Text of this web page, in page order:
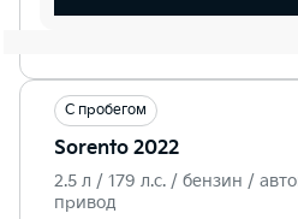
С пробегом
Sorento 2022
2.5 л / 179 л.c. / бензин /
привод